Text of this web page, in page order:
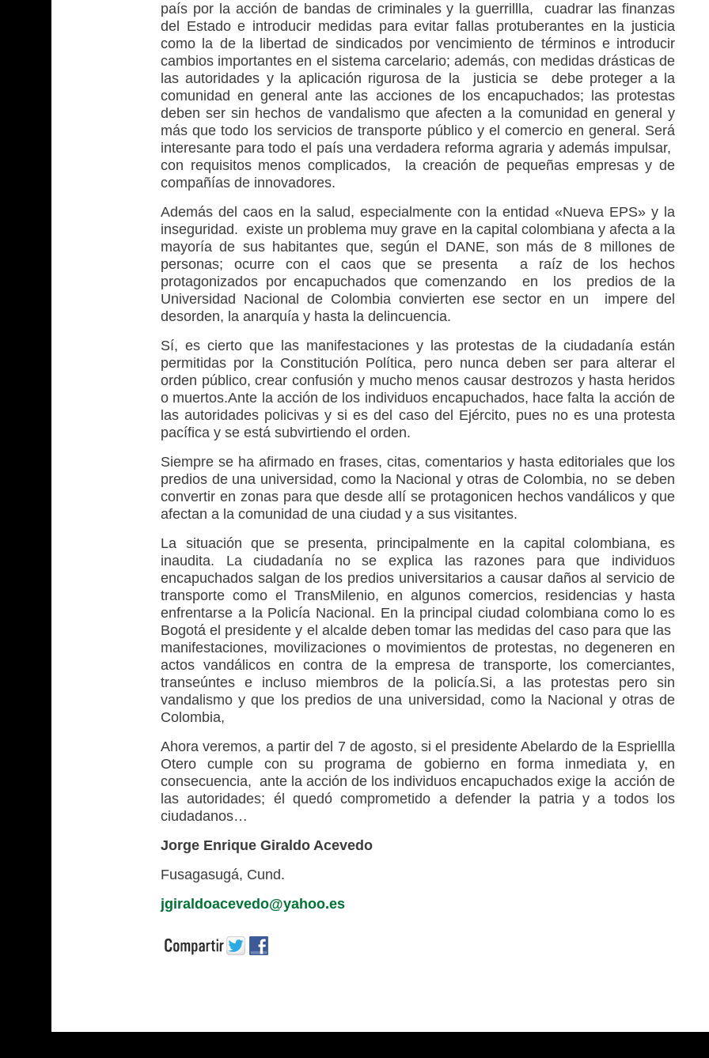
país por la acción de bandas de criminales y la guerrillla, cuadrar las finanzas
del Estado e introducir medidas para evitar fallas protuberantes en la justicia
como la de la libertad de sindicados por vencimiento de términos e introducir
cambios importantes en el sistema carcelario; además, con medidas drásticas de
las autoridades y la aplicación rigurosa de la justicia se debe proteger a la
comunidad en general ante las acciones de los encapuchados; las protestas
deben ser sin hechos de vandalismo que afecten a la comunidad en general y
más que todo los servicios de transporte público y el comercio en general. Será
interesante para todo el país una verdadera reforma agraria y además impulsar,
con requisitos menos complicados, la creación de pequeñas empresas y de
compañías de innovadores.
Además del caos en la salud, especialmente con la entidad «Nueva EPS» y la
inseguridad. existe un problema muy grave en la capital colombiana y afecta a la
mayoría de sus habitantes que, según el DANE, son más de 8 millones de
personas; ocurre con el caos que se presenta a raíz de los hechos
protagonizados por encapuchados que comenzando en los predios de la
Universidad Nacional de Colombia convierten ese sector en un impere del
desorden, la anarquía y hasta la delincuencia.
Sí, es cierto que las manifestaciones y las protestas de la ciudadanía están
permitidas por la Constitución Política, pero nunca deben ser para alterar el
orden público, crear confusión y mucho menos causar destrozos y hasta heridos
o muertos.Ante la acción de los individuos encapuchados, hace falta la acción de
las autoridades policivas y si es del caso del Ejército, pues no es una protesta
pacífica y se está subvirtiendo el orden.
Siempre se ha afirmado en frases, citas, comentarios y hasta editoriales que los
predios de una universidad, como la Nacional y otras de Colombia, no se deben
convertir en zonas para que desde allí se protagonicen hechos vandálicos y que
afectan a la comunidad de una ciudad y a sus visitantes.
La situación que se presenta, principalmente en la capital colombiana, es
inaudita. La ciudadanía no se explica las razones para que individuos
encapuchados salgan de los predios universitarios a causar daños al servicio de
transporte como el TransMilenio, en algunos comercios, residencias y hasta
enfrentarse a la Policía Nacional. En la principal ciudad colombiana como lo es
Bogotá el presidente y el alcalde deben tomar las medidas del caso para que las
manifestaciones, movilizaciones o movimientos de protestas, no degeneren en
actos vandálicos en contra de la empresa de transporte, los comerciantes,
transeúntes e incluso miembros de la policía.Si, a las protestas pero sin
vandalismo y que los predios de una universidad, como la Nacional y otras de
Colombia,
Ahora veremos, a partir del 7 de agosto, si el presidente Abelardo de la Espriellla
Otero cumple con su programa de gobierno en forma inmediata y, en
consecuencia, ante la acción de los individuos encapuchados exige la acción de
las autoridades; él quedó comprometido a defender la patria y a todos los
ciudadanos…
Jorge Enrique Giraldo Acevedo
Fusagasugá, Cund.
jgiraldoacevedo@yahoo.es